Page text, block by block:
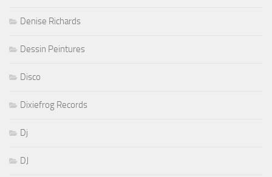
Denise Richards
Dessin Peintures
Disco
Dixiefrog Records
Dj
DJ